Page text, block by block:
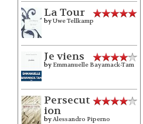
La Tour
byUwe Tellkamp
Je viens
by Emmanuelle Bayamack-Tam
Persecut
ion
byAlessandro Piperno